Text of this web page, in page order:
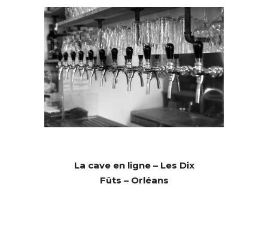
La cave en ligne – Les Dix
Fûts – Orléans